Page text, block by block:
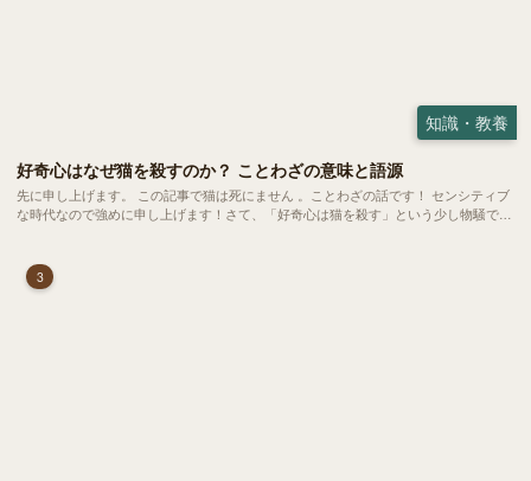
知識・教養
好奇心はなぜ猫を殺すのか？ ことわざの意味と語源
先に申し上げます。 この記事で猫は死にません 。ことわざの話です！ センシティブ
な時代なので強めに申し上げます！さて、「好奇心は猫を殺す」という少し物騒で、
3